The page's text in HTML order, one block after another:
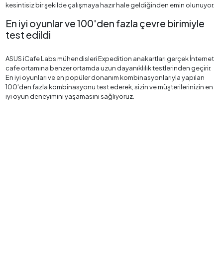
kesintisiz bir şekilde çalışmaya hazır hale geldiğinden emin olunuyor.
En iyi oyunlar ve 100'den fazla çevre birimiyle
test edildi
ASUS iCafe Labs mühendisleri Expedition anakartları gerçek İnternet
cafe ortamına benzer ortamda uzun dayanıklılık testlerinden geçirir.
En iyi oyunları ve en popüler donanım kombinasyonlarıyla yapılan
100'den fazla kombinasyonu test ederek, sizin ve müşterilerinizin en
iyi oyun deneyimini yaşamasını sağlıyoruz.